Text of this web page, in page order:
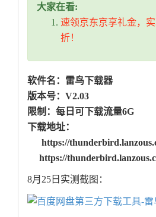
大家在看:
速领京东京享礼金，
折！
软件名：雷鸟下载器
版本号：V2.03
限制：每日可下载流量6G
下载地址：
https://
https://
8月25日实测截图：